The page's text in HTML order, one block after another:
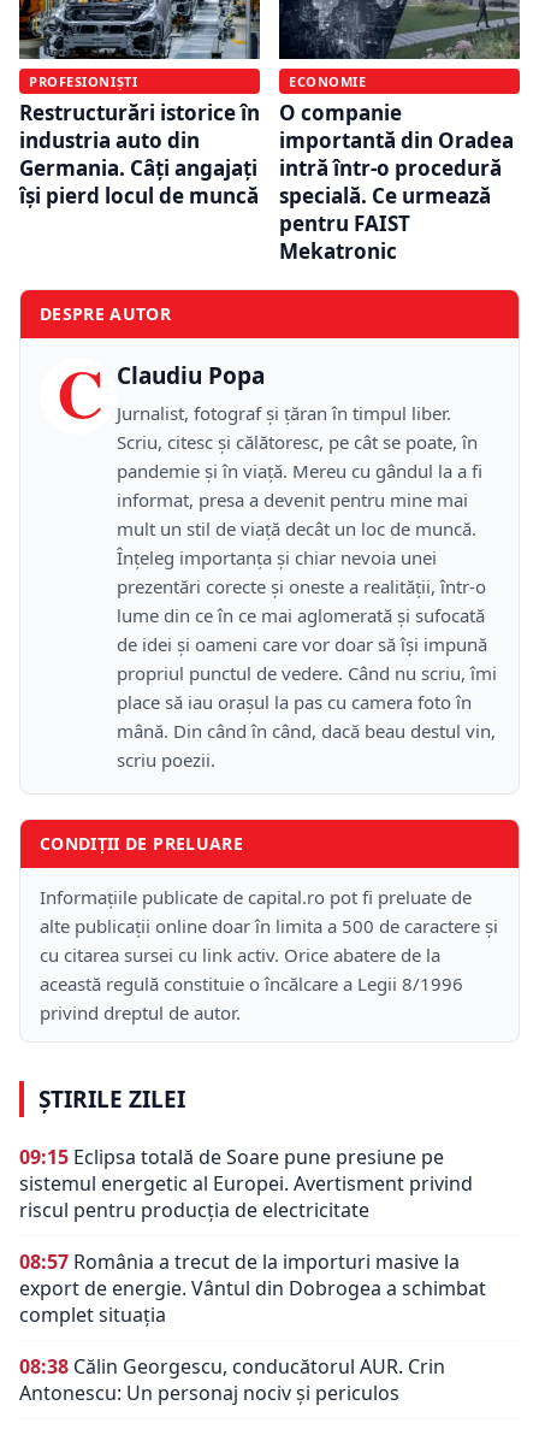
PROFESIONIȘTI
Restructurări istorice în
industria auto din
Germania. Câți angajați
își pierd locul de muncă
ECONOMIE
O companie
importantă din Oradea
intră într-o procedură
specială. Ce urmează
pentru FAIST
Mekatronic
DESPRE AUTOR
C Claudiu Popa
Jurnalist, fotograf și țăran în timpul liber.
Scriu, citesc și călătoresc, pe cât se poate, în
pandemie și în viață. Mereu cu gândul la a fi
informat, presa a devenit pentru mine mai
mult un stil de viață decât un loc de muncă.
Înțeleg importanța și chiar nevoia unei
prezentări corecte și oneste a realității, într-o
lume din ce în ce mai aglomerată și sufocată
de idei și oameni care vor doar să își impună
propriul punctul de vedere. Când nu scriu, îmi
place să iau orașul la pas cu camera foto în
mână. Din când în când, dacă beau destul vin,
scriu poezii.
CONDIȚII DE PRELUARE
Informațiile publicate de capital.ro pot fi preluate de
alte publicații online doar în limita a 500 de caractere și
cu citarea sursei cu link activ. Orice abatere de la
această regulă constituie o încălcare a Legii 8/1996
privind dreptul de autor.
ȘTIRILE ZILEI
09:15 Eclipsa totală de Soare pune presiune pe
sistemul energetic al Europei. Avertisment privind
riscul pentru producția de electricitate
08:57 România a trecut de la importuri masive la
export de energie. Vântul din Dobrogea a schimbat
complet situația
08:38 Călin Georgescu, conducătorul AUR. Crin
Antonescu: Un personaj nociv şi periculos